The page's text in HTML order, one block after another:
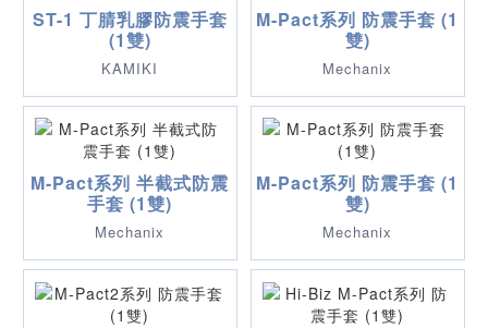
ST-1 丁腈乳膠防震手套
(1雙)
KAMIKI
M-Pact系列 防震手套 (1
雙)
Mechanix
M-Pact系列 半截式防震
手套 (1雙)
Mechanix
M-Pact系列 防震手套 (1
雙)
Mechanix